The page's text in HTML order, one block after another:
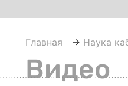
Главная → Наука
Видео